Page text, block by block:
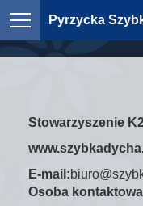
Pyrzycka
Stowarzyszenie
E-mail:
Osoba